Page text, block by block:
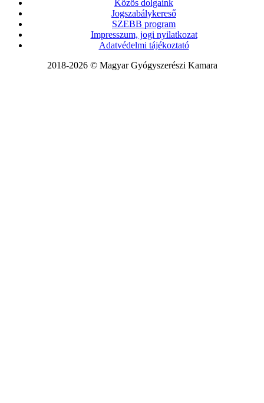
Közös dolgaink
Jogszabálykereső
SZEBB program
Impresszum, jogi nyilatkozat
Adatvédelmi tájékoztató
2018-2026 © Magyar Gyógyszerészi Kamara